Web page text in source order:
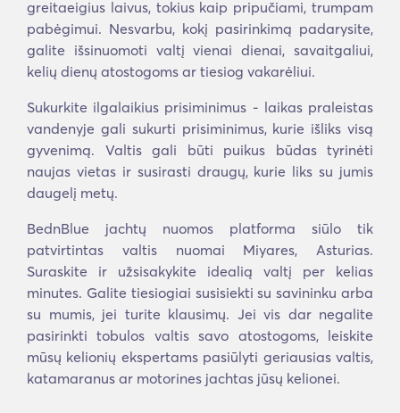
greitaeigius laivus, tokius kaip pripučiami, trumpam
pabėgimui. Nesvarbu, kokį pasirinkimą padarysite,
galite išsinuomoti valtį vienai dienai, savaitgaliui,
kelių dienų atostogoms ar tiesiog vakarėliui.
Sukurkite ilgalaikius prisiminimus - laikas praleistas
vandenyje gali sukurti prisiminimus, kurie išliks visą
gyvenimą. Valtis gali būti puikus būdas tyrinėti
naujas vietas ir susirasti draugų, kurie liks su jumis
daugelį metų.
BednBlue jachtų nuomos platforma siūlo tik
patvirtintas valtis nuomai Miyares, Asturias.
Suraskite ir užsisakykite idealią valtį per kelias
minutes. Galite tiesiogiai susisiekti su savininku arba
su mumis, jei turite klausimų. Jei vis dar negalite
pasirinkti tobulos valtis savo atostogoms, leiskite
mūsų kelionių ekspertams pasiūlyti geriausias valtis,
katamaranus ar motorines jachtas jūsų kelionei.